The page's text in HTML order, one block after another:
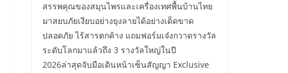
สรรพคุณของสมุนไพรและเครื่องเทศพื้นบ้านไทย
มาสยบภัยเงียบอย่างยุงลายได้อย่างเด็ดขาด
ปลอดภัย ไร้สารตกค้าง แถมฟอร์มเจ๋งกวาดรางวัล
ระดับโลกมาแล้วถึง 3 รางวัลใหญ่ในปี
2026ล่าสุดจับมือเดินหน้าเซ็นสัญญา Exclusive